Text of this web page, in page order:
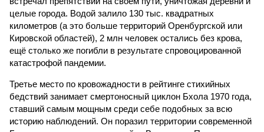
целые города. Водой залило 130 тыс. квадратных
километров (а это больше территорий Оренбургской или
Кировской областей), 2 млн человек остались без крова,
ещё столько же погибли в результате спровоцированной
катастрофой пандемии.
Третье место по кровожадности в рейтинге стихийных
бедствий занимает смертоносный циклон Бхола 1970 года,
ставший самым мощным среди себе подобных за всю
историю наблюдений. Он поразил территории современной